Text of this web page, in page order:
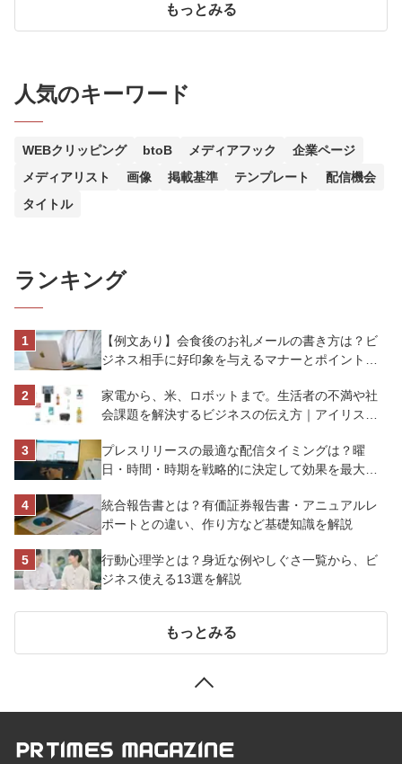
もっとみる
人気のキーワード
WEBクリッピング btoB メディアフック
企業ページ
メディアリスト
画像 掲載基準 テンプレート
配信機会
タイトル
ランキング
【例文あり】会食後のお礼メールの書き方は？ビ
ジネス相手に好印象を与えるマナーとポイントを
家電から、米、ロボットまで。生活者の不満や社
会課題を解決するビジネスの伝え方｜アイリスオ
プレスリリースの最適な配信タイミングは？曜
日・時間・時期を戦略的に決定して効果を最大化
統合報告書とは？有価証券報告書・アニュアルレ
ポートとの違い、作り方など基礎知識を解説
行動心理学とは？身近な例やしぐさ一覧から、ビ
ジネス使える13選を解説
もっとみる